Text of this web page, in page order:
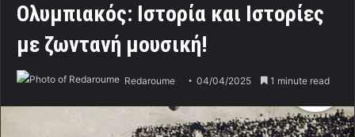
Ολυμπιακός: Ιστορία και Ιστορίες
με ζωντανή μουσική!
Redaroume 04/04/2025 1 minute read